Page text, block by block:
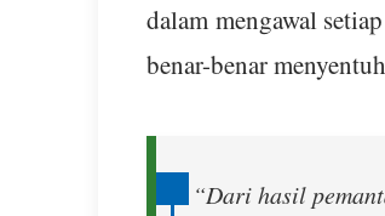
dalam mengawal
benar-benar
“Dari hasil